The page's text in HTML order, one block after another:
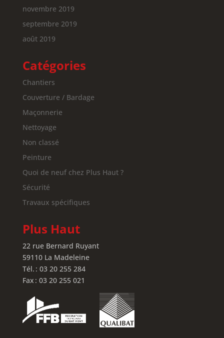
novembre 2019
septembre 2019
août 2019
Catégories
Chantiers
Couverture / Bardage
Maçonnerie
Nettoyage
Non classé
Peinture
Quoi de neuf chez Plus Haut ?
Sécurité
Travaux spécifiques
Plus Haut
22 rue Bernard Ruyant
59110 La Madeleine
Tél. : 03 20 255 284
Fax : 03 20 255 021